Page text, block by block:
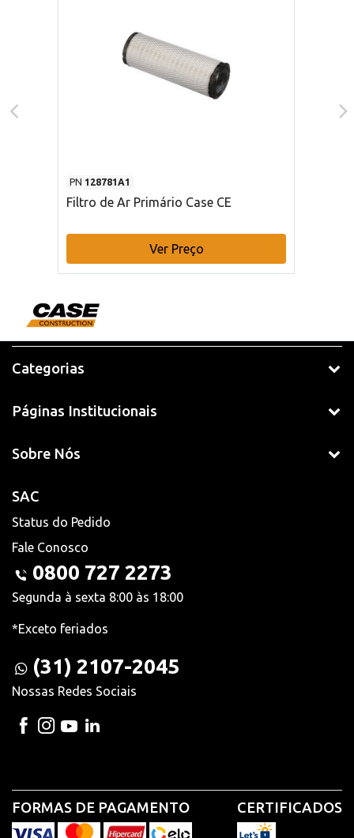
PN 128781A1
Filtro de Ar Primário Case CE
Ver Preço
Categorias
Páginas Institucionais
Sobre Nós
SAC
Status do Pedido
Fale Conosco
0800 727 2273
Segunda à sexta 8:00 às 18:00
*Exceto feriados
(31) 2107-2045
Nossas Redes Sociais
FORMAS DE PAGAMENTO CERTIFICADOS